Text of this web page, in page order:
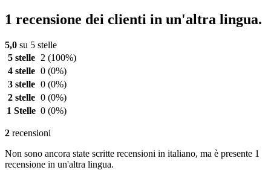
1 recensione dei clienti in un'altra lingua.
5,0 su 5 stelle
5 stelle
2 (100%)
4 stelle 0 (0%)
3 stelle 0 (0%)
2 stelle 0 (0%)
1 Stelle 0 (0%)
2 recensioni
Non sono ancora state scritte recensioni in italiano, ma è presente 1
recensione in un'altra lingua.